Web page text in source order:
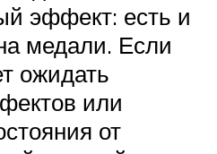
эффект: есть и
медали. Если
ожидать
или
от